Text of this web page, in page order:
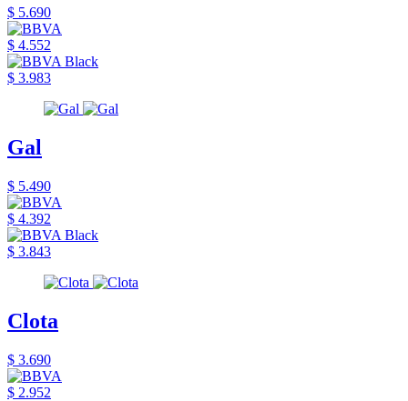
$ 5.690
$ 4.552
$ 3.983
Gal
$ 5.490
$ 4.392
$ 3.843
Clota
$ 3.690
$ 2.952